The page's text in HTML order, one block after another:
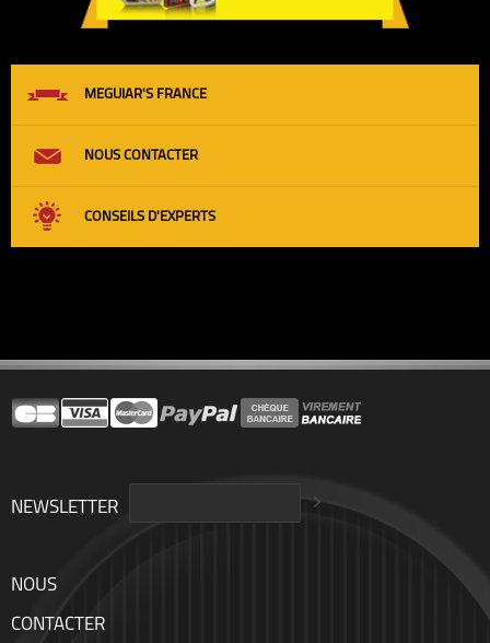
MEGUIAR'S FRANCE
NOUS CONTACTER
CONSEILS D'EXPERTS
NEWSLETTER
NOUS
CONTACTER